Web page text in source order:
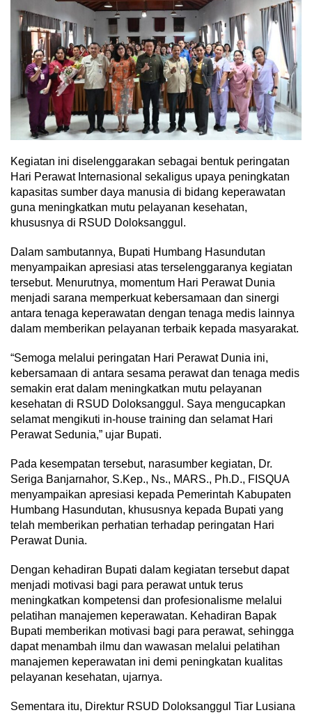
Kegiatan ini diselenggarakan sebagai bentuk peringatan
Hari Perawat Internasional sekaligus upaya peningkatan
kapasitas sumber daya manusia di bidang keperawatan
guna meningkatkan mutu pelayanan kesehatan,
khususnya di RSUD Doloksanggul.
Dalam sambutannya, Bupati Humbang Hasundutan
menyampaikan apresiasi atas terselenggaranya kegiatan
tersebut. Menurutnya, momentum Hari Perawat Dunia
menjadi sarana memperkuat kebersamaan dan sinergi
antara tenaga keperawatan dengan tenaga medis lainnya
dalam memberikan pelayanan terbaik kepada masyarakat.
“Semoga melalui peringatan Hari Perawat Dunia ini,
kebersamaan di antara sesama perawat dan tenaga medis
semakin erat dalam meningkatkan mutu pelayanan
kesehatan di RSUD Doloksanggul. Saya mengucapkan
selamat mengikuti in-house training dan selamat Hari
Perawat Sedunia,” ujar Bupati.
Pada kesempatan tersebut, narasumber kegiatan, Dr.
Seriga Banjarnahor, S.Kep., Ns., MARS., Ph.D., FISQUA
menyampaikan apresiasi kepada Pemerintah Kabupaten
Humbang Hasundutan, khususnya kepada Bupati yang
telah memberikan perhatian terhadap peringatan Hari
Perawat Dunia.
Dengan kehadiran Bupati dalam kegiatan tersebut dapat
menjadi motivasi bagi para perawat untuk terus
meningkatkan kompetensi dan profesionalisme melalui
pelatihan manajemen keperawatan. Kehadiran Bapak
Bupati memberikan motivasi bagi para perawat, sehingga
dapat menambah ilmu dan wawasan melalui pelatihan
manajemen keperawatan ini demi peningkatan kualitas
pelayanan kesehatan, ujarnya.
Sementara itu, Direktur RSUD Doloksanggul Tiar Lusiana